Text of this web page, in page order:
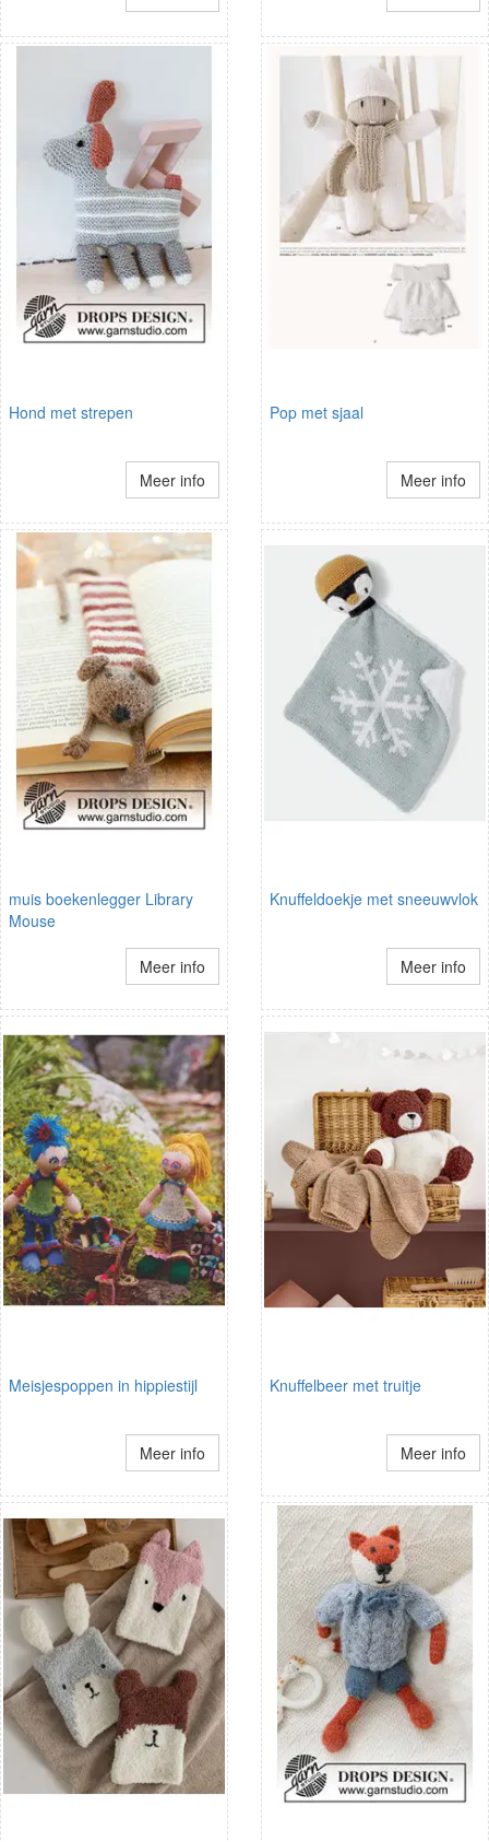
Hond met strepen
Meer info
Pop met sjaal
Meer info
muis boekenlegger Library
Mouse
Meer info
Knuffeldoekje met sneeuwvlok
Meer info
Meisjespoppen in hippiestijl
Meer info
Knuffelbeer met truitje
Meer info